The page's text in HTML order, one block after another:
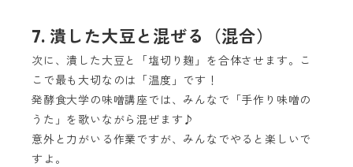
7. 潰した大豆と混ぜる（混合）
次に、潰した大豆と「塩切り麹」を合体させます。こ
こで最も大切なのは「温度」です！
発酵食大学の味噌講座では、みんなで「手作り味噌の
うた」を歌いながら混ぜます♪
意外と力がいる作業ですが、みんなでやると楽しいで
すよ。